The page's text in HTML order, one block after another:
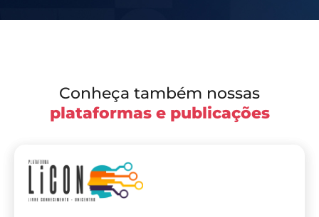
Conheça também nossas
plataformas e publicações